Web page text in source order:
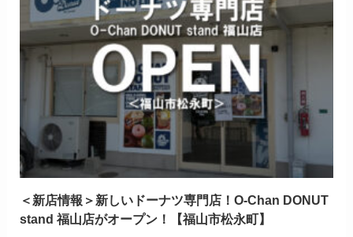
＜新店情報＞新しいドーナツ専門店！O-Chan DONUT
stand 福山店がオープン！【福山市松永町】